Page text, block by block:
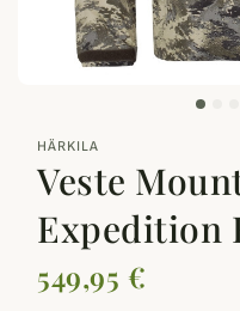
HÄRKILA
Veste
Expedition
549,95 €